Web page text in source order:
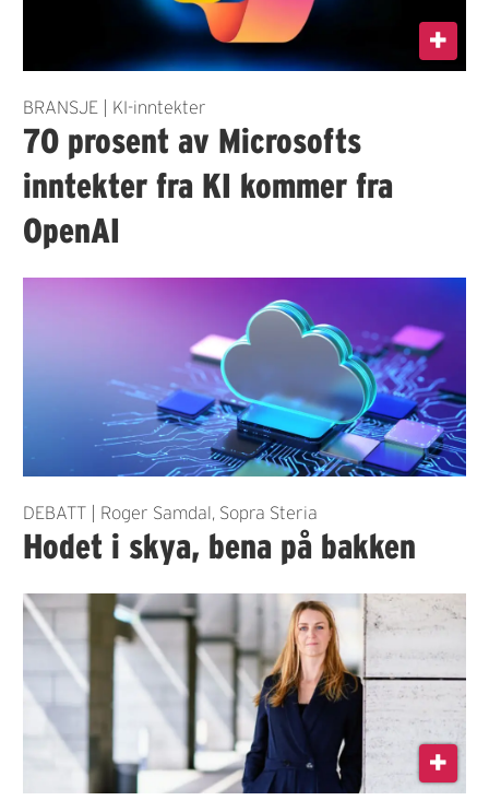
BRANSJE | KI-inntekter
70 prosent av Microsofts
inntekter fra KI kommer fra
OpenAI
DEBATT | Roger Samdal, Sopra Steria
Hodet i skya, bena på bakken